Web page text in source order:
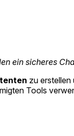
ein sicheres
zu erstellen
Tools